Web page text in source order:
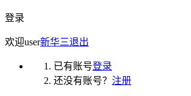
登录
欢迎user新华三退出
已有账号登录
还没有账号？ 注册